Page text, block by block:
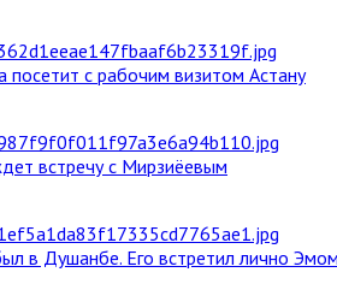
посетит с рабочим визитом Астану
встречу с Мирзиёевым
в Душанбе. Его встретил лично